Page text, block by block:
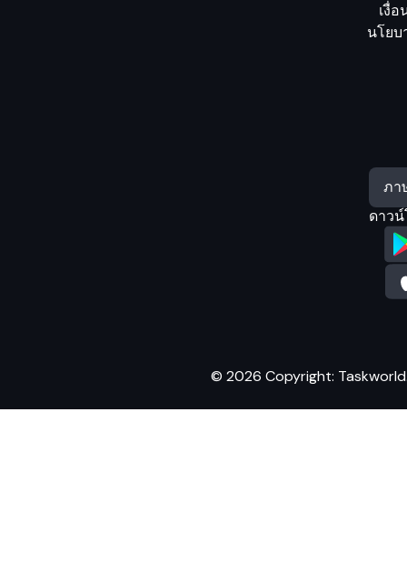
เงื่
นโยบ
ดาว
© 2026 Copyright: